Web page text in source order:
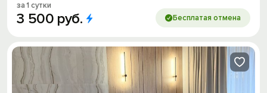
за 1 сутки
3 500 руб. Бесплатая отмена